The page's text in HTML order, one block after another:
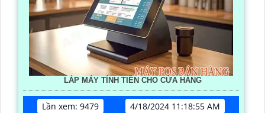
LẮP MÁY TÍNH TIỀN CHO CỬA HÀNG
Lần xem: 9479
4/18/2024 11:18:55 AM